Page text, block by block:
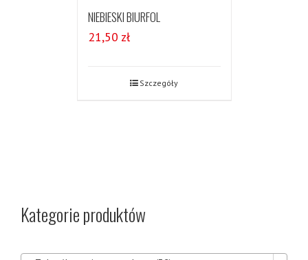
NIEBIESKI BIURFOL
21,50 zł
Szczegóły
Kategorie produktów